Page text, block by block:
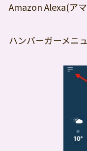
Amazon Alexa(ア
ハンバーガーメニ